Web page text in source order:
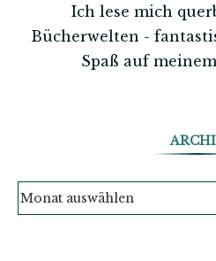
Ich lese mich
Bücherwelten -
Spaß auf